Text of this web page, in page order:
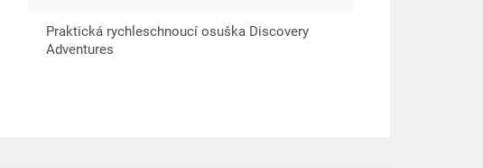
Praktická rychleschnoucí osuška Discovery
Adventures